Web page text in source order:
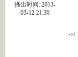
播出时间: 2013-
03-12 21:30
<<